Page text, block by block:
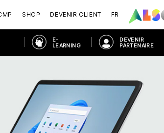
SHOP DEVENIR CLIENT FR
E-
LEARNING
DEVENIR
PARTENAIRE